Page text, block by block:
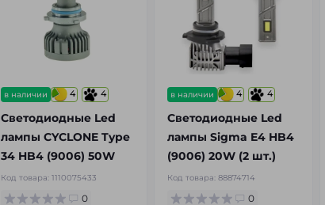
в наличии 4 4
Светодиодные Led
лампы CYCLONE Type
34 HB4 (9006) 50W
Код товара: 1110075433
0
в наличии 4 4
Светодиодные Led
лампы Sigma E4 HB4
(9006) 20W (2 шт.)
Код товара: 88874714
0